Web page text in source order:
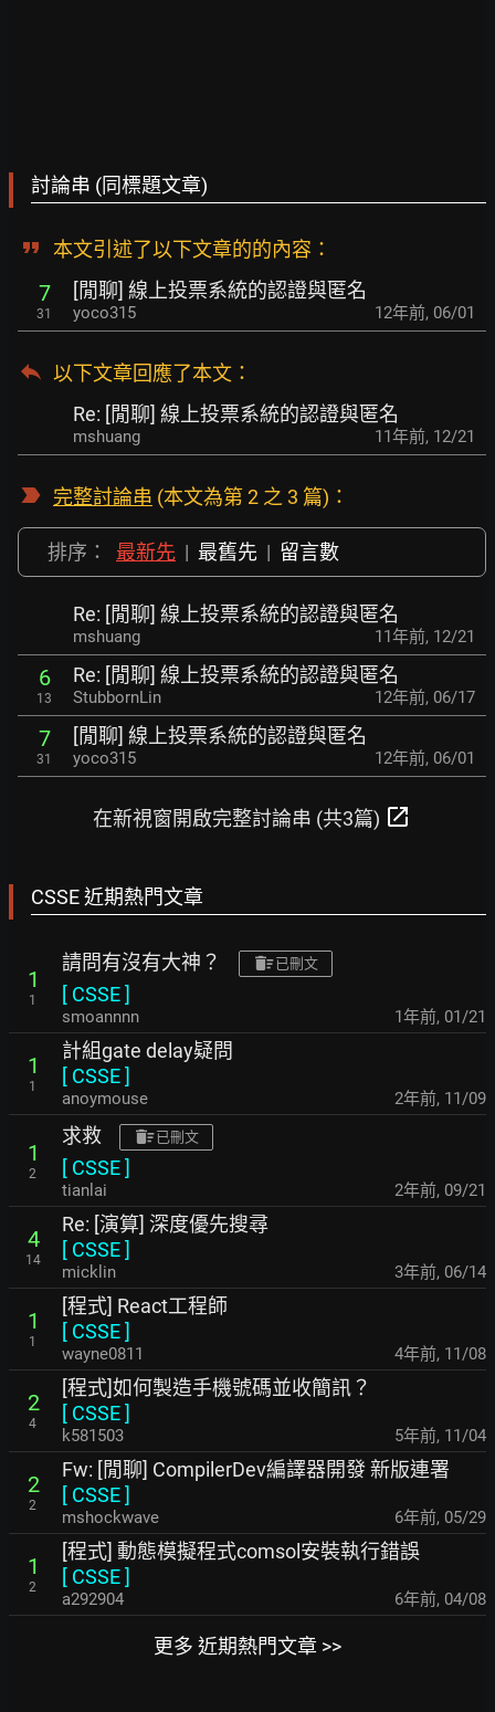
討論串 (同標題文章)
本文引述了以下文章的的內容：
7
31
[閒聊] 線上投票系統的認證與匿名
yoco315 12年前, 06/01
以下文章回應了本文 ：
Re: [閒聊] 線上投票系統的認證與匿名
mshuang 11年前, 12/21
完整討論串 (本文為第 2 之 3 篇)：
排序： 最新先 | 最舊先 | 留言數
Re: [閒聊] 線上投票系統的認證與匿名
mshuang 11年前, 12/21
6
13
Re: [閒聊] 線上投票系統的認證與匿名
StubbornLin 12年前, 06/17
7
31
[閒聊] 線上投票系統的認證與匿名
yoco315 12年前, 06/01
在新視窗開啟完整討論串 (共3篇) open_in_new
CSSE 近期熱門文章
1
1
請問有沒有大神？ 已刪文
[ CSSE]
smoannnn 1年前, 01/21
1
1
計組gate delay疑問
[ CSSE]
anoymouse 2年前, 11/09
1
2
求救 已刪文
[ CSSE]
tianlai 2年前, 09/21
4
14
Re: [演算] 深度優先搜尋
[ CSSE]
micklin 3年前, 06/14
1
1
[程式] React工程師
[ CSSE]
wayne0811 4年前, 11/08
2
4
[程式]如何製造手機號碼並收簡訊？
[ CSSE]
k581503 5年前, 11/04
2
2
Fw: [閒聊] CompilerDev編譯器開發 新版連署
[ CSSE]
mshockwave 6年前, 05/29
1
2
[程式] 動態模擬程式comsol安裝執行錯誤
[ CSSE]
a292904 6年前, 04/08
更多 近期熱門文章 >>